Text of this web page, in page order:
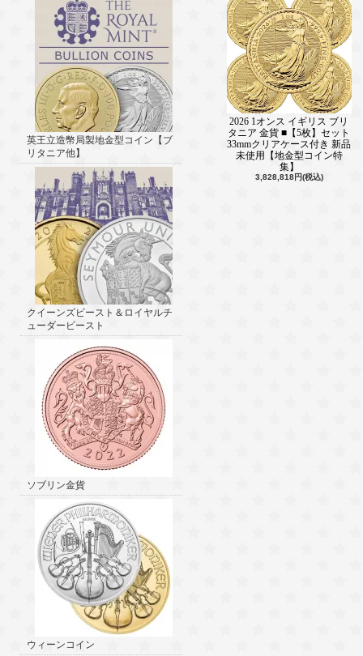
英王立造幣局製地金型コイン【ブ
リタニア他】
クイーンズビースト＆ロイヤルチ
ューダービースト
ソブリン金貨
ウィーンコイン
2026 1オンス イギリス ブリ
タニア 金貨 ■【5枚】セット
33mmクリアケース付き 新品
未使用【地金型コイン特
集】
3,828,818円(税込)